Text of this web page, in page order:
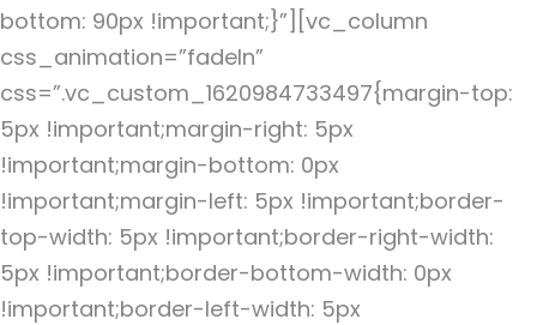
bottom: 90px !important;}”][vc_column
css_animation=”fadeIn”
css=”.vc_custom_1620984733497{margin-top:
5px !important;margin-right: 5px
!important;margin-bottom: 0px
!important;margin-left: 5px !important;border-
top-width: 5px !important;border-right-width:
5px !important;border-bottom-width: 0px
!important;border-left-width: 5px